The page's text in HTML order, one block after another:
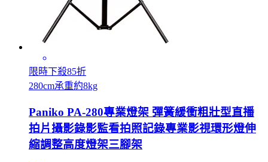
限時下殺85折
280cm承重約8kg
Paniko PA-280專業燈架 彈簧緩衝粗壯型直播
拍片攝影錄影監看拍照記錄專業影視環形燈伸
縮調整高度燈架三腳架